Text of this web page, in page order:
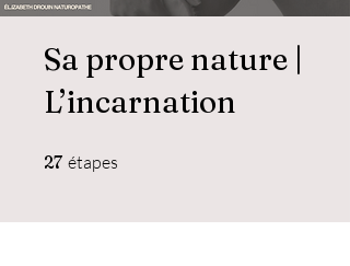
Sa propre nature |
L’incarnation
27 étapes